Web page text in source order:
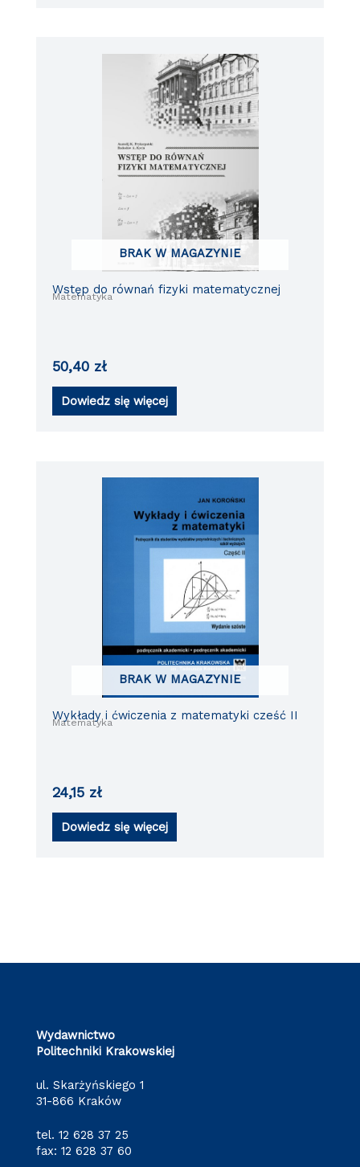
BRAK W MAGAZYNIE
Matematyka
Wstęp do równań fizyki matematycznej
50,40 zł
Dowiedz się więcej
BRAK W MAGAZYNIE
Matematyka
Wykłady i ćwiczenia z matematyki cześć II
24,15 zł
Dowiedz się więcej
Wydawnictwo
Politechniki Krakowskiej
ul. Skarżyńskiego 1
31-866 Kraków
tel. 12 628 37 25
fax: 12 628 37 60